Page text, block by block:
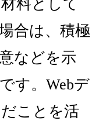
料として
合は、積極
などを示
す。Webデ
ことを活